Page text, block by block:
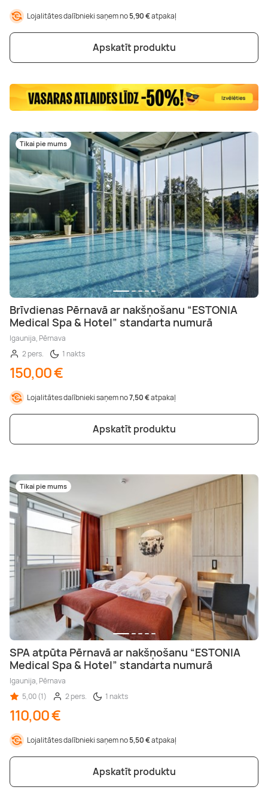
Lojalitātes dalībnieki saņem no5,90 €atpakaļ
Apskatīt produktu
Tikai pie mums
Brīvdienas Pērnavā ar nakšņošanu “ESTONIA
Medical Spa & Hotel” standarta numurā
Igaunija, Pērnava
2 pers.
1 nakts
150,00 €
Lojalitātes dalībnieki saņem no7,50 €atpakaļ
Apskatīt produktu
Tikai pie mums
SPA atpūta Pērnavā ar nakšņošanu “ESTONIA
Medical Spa & Hotel” standarta numurā
Igaunija, Pērnava
5,00 (1)
2 pers. 1 nakts
110,00 €
Lojalitātes dalībnieki saņem no5,50 €atpakaļ
Apskatīt produktu